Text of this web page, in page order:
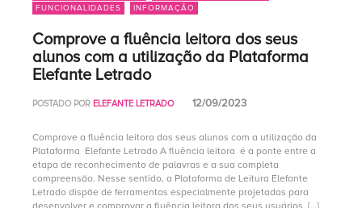
FUNCIONALIDADES
INFORMAÇÃO
Comprove a fluência leitora dos seus
alunos com a utilização da Plataforma
Elefante Letrado
POSTADO POR ELEFANTE LETRADO 12/09/2023
Comprove a fluência leitora dos seus alunos com a utilização da
Plataforma Elefante Letrado A fluência leitora é a ponte entre a
etapa de reconhecimento de palavras e a sua completa
compreensão. Nesse sentido, a Plataforma de Leitura Elefante
Letrado dispõe de ferramentas especialmente projetadas para
desenvolver e comprovar a fluência leitora dos seus usuários, […]